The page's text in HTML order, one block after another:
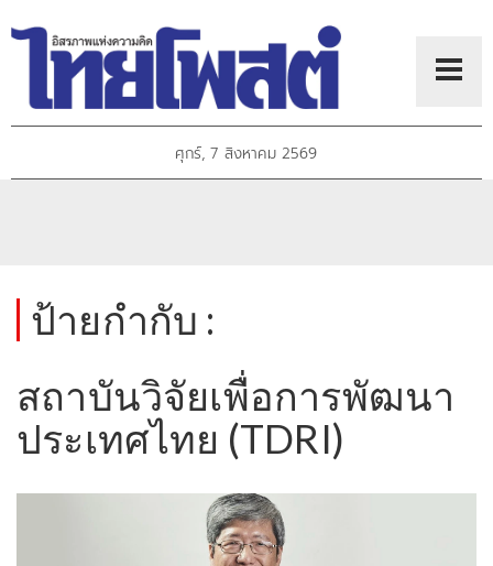
ศุกร์, 7 สิงหาคม 2569
ป้ายกำกับ :
สถาบันวิจัยเพื่อการพัฒนา
ประเทศไทย (TDRI)